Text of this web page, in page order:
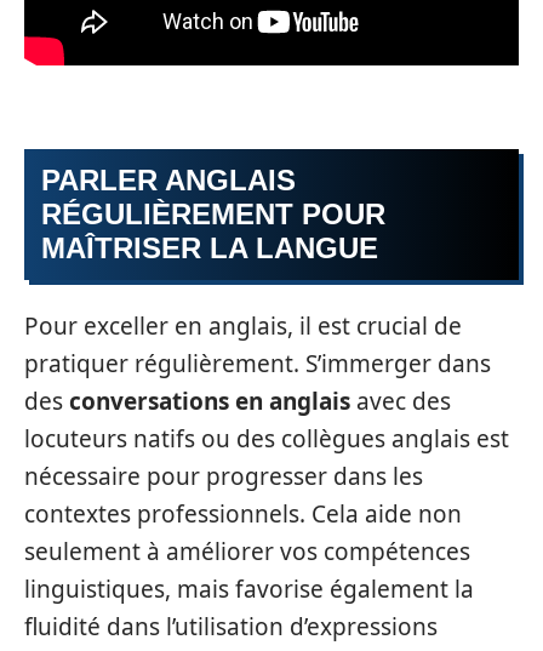
PARLER ANGLAIS
RÉGULIÈREMENT POUR
MAÎTRISER LA LANGUE
Pour exceller en anglais, il est crucial de
pratiquer régulièrement. S’immerger dans
desconversations en anglais avec des
locuteurs natifs ou des collègues anglais est
nécessaire pour progresser dans les
contextes professionnels. Cela aide non
seulement à améliorer vos compétences
linguistiques, mais favorise également la
fluidité dans l’utilisation d’expressions